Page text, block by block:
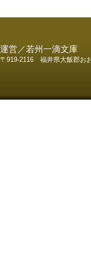
運営／若州一滴文庫
〒919-2116 福井県大飯郡お